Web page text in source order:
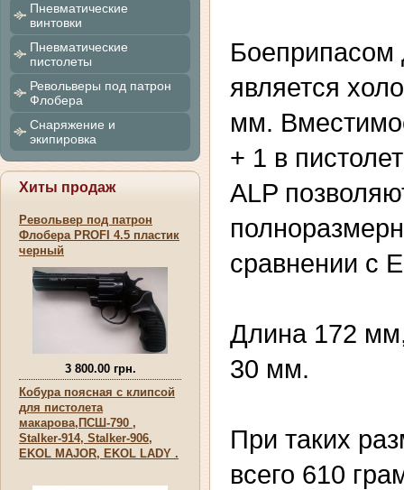
Пневматические
винтовки
Пневматические
пистолеты
Револьверы под патрон
Флобера
Снаряжение и
экипировка
Хиты продаж
Револьвер под патрон
Флобера PROFI 4.5 пластик
черный
3 800.00 грн.
Кобура поясная с клипсой
для пистолета
макарова,ПСШ-790 ,
Stalker-914, Stalker-906,
EKOL MAJOR, EKOL LADY .
Боеприпасом
является
мм.
+ 1 в
ALP
сравнении с
Длина 172
30 мм.
При таких
всего 610